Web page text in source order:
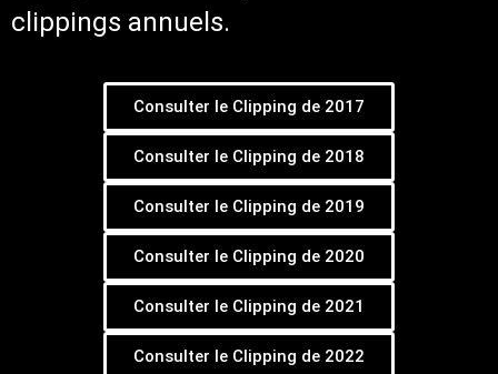
clippings annuels.
Consulter le Clipping de 2017
Consulter le Clipping de 2018
Consulter le Clipping de 2019
Consulter le Clipping de 2020
Consulter le Clipping de 2021
Consulter le Clipping de 2022